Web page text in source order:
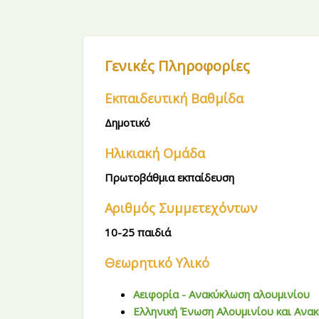
Γενικές Πληροφορίες
Εκπαιδευτική Βαθμίδα
Δημοτικό
Ηλικιακή Ομάδα
Πρωτοβάθμια εκπαίδευση
Αριθμός Συμμετεχόντων
10-25 παιδιά
Θεωρητικό Υλικό
Αειφορία - Ανακύκλωση αλουμινίου
Ελληνική Ένωση Αλουμινίου και